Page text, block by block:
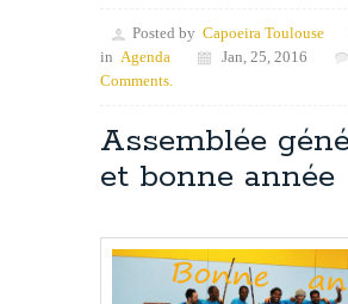
Posted by Capoeira Toulouse
in Agenda Jan, 25, 2016
Comments.
Assemblée
et bonne année